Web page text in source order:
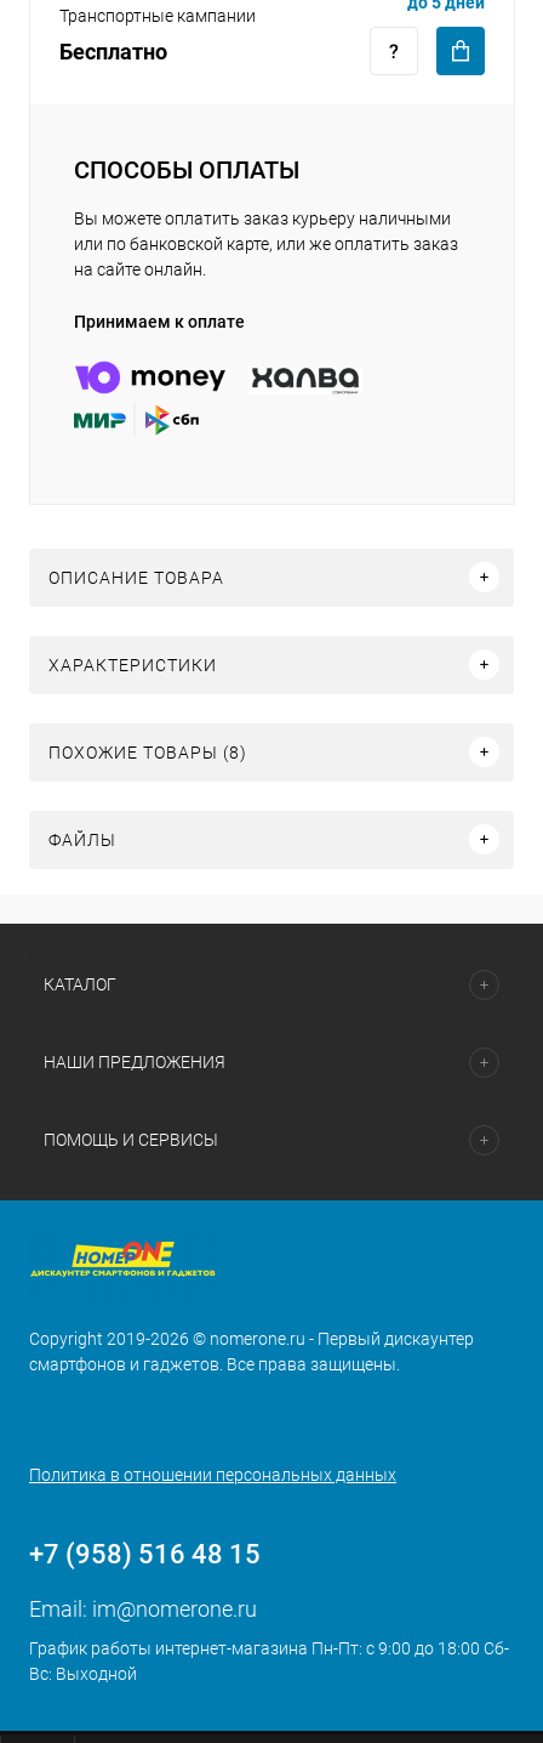
Транспортные кампании
Бесплатно
СПОСОБЫ ОПЛАТЫ
Вы можете оплатить заказ курьеру наличными
или по банковской карте, или же оплатить заказ
на сайте онлайн.
Принимаем к оплате
ОПИСАНИЕ ТОВАРА
ХАРАКТЕРИСТИКИ
ПОХОЖИЕ ТОВАРЫ (8)
ФАЙЛЫ
КАТАЛОГ
НАШИ ПРЕДЛОЖЕНИЯ
ПОМОЩЬ И СЕРВИСЫ
Copyright 2019-2026 © nomerone.ru - Первый дискаунтер
смартфонов и гаджетов. Все права защищены.
Политика в отношении персональных данных
+7 (958) 516 48 15
Email: im@nomerone.ru
График работы интернет-магазина Пн-Пт: с 9:00 до 18:00 Сб-
Вс: Выходной